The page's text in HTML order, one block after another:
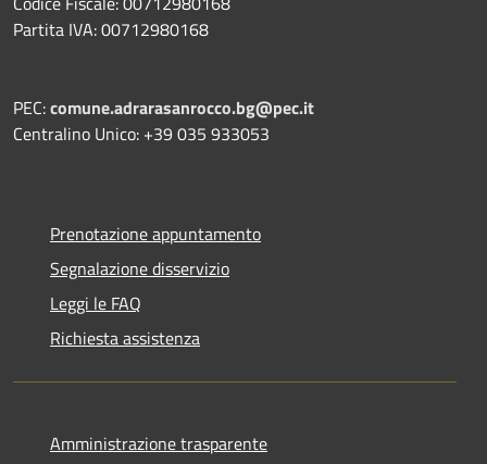
Partita IVA: 00712980168
PEC:comune.adrarasanrocco.bg@pec.it
Centralino Unico: +39 035 933053
Prenotazione appuntamento
Segnalazione disservizio
Leggi le FAQ
Richiesta assistenza
Amministrazione trasparente